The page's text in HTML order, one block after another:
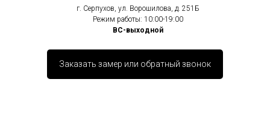
г. Серпухов, ул. Ворошилова, д. 251Б
Режим работы: 10:00-19:00
ВС-выходной
Заказать замер или обратный звонок